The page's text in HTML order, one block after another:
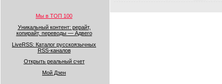
Мы в ТОП 100
Уникальный контент: рерайт,
копирайт, переводы — Адвего
LiveRSS: Каталог русскоязычных
RSS-каналов
Открыть реальный счет
Мой Дзен